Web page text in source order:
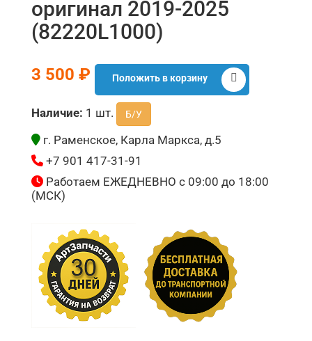
оригинал 2019-2025
(82220L1000)
3 500 ₽ Положить в корзину
Наличие: 1 шт. Б/У
г. Раменское, Карла Маркса, д.5
+7 901 417-31-91
Работаем ЕЖЕДНЕВНО с 09:00 до 18:00
(МСК)